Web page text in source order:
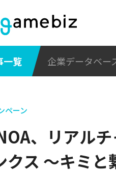
一覧 企業データベー
ペーン
、リアル
クス ～キミ